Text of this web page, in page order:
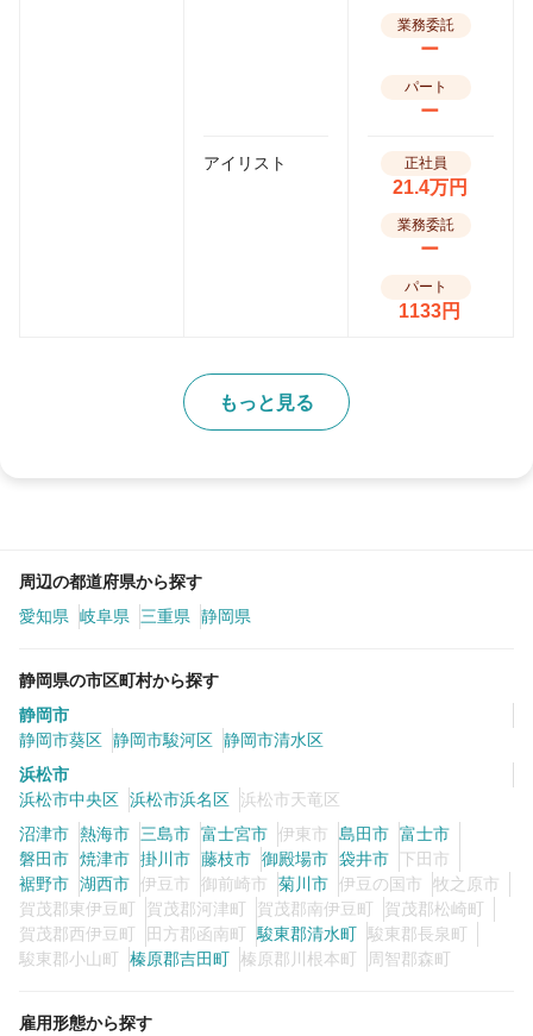
業務委託
ー
パート
ー
アイリスト 正社員
21.4万円
業務委託
ー
パート
1133円
もっと見る
周辺の都道府県から探す
愛知県
岐阜県 三重県 静岡県
静岡県の市区町村から探す
静岡市
静岡市葵区 静岡市駿河区 静岡市清水区
浜松市
浜松市中央区 浜松市浜名区
浜松市天竜区
沼津市 熱海市 三島市 富士宮市 伊東市 島田市 富士市
磐田市 焼津市 掛川市 藤枝市 御殿場市 袋井市
下田市
裾野市 湖西市 伊豆市 御前崎市 菊川市 伊豆の国市
牧之原市
賀茂郡東伊豆町
賀茂郡河津町 賀茂郡南伊豆町
賀茂郡松崎町
賀茂郡西伊豆町
田方郡函南町 駿東郡清水町 駿東郡長泉町
駿東郡小山町
榛原郡吉田町 榛原郡川根本町 周智郡森町
雇用形態から探す